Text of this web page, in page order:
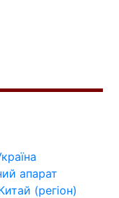
апарат
(регіон)